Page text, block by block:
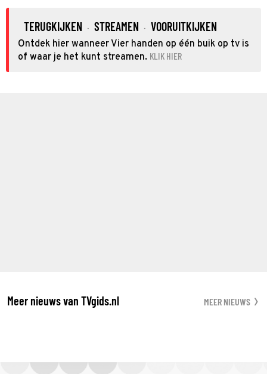
TERUGKIJKEN · STREAMEN · VOORUITKIJKEN
Ontdek hier wanneer Vier handen op één buik op tv is
of waar je het kunt streamen. KLIK HIER
Meer nieuws van TVgids.nl MEER NIEUWS